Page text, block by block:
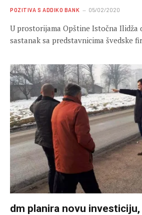
POZITIVA S ADDIKO BANK 05/02/2020
U prostorijama Opštine Istočna Ilidža
sastanak sa predstavnicima švedske
dm planira novu